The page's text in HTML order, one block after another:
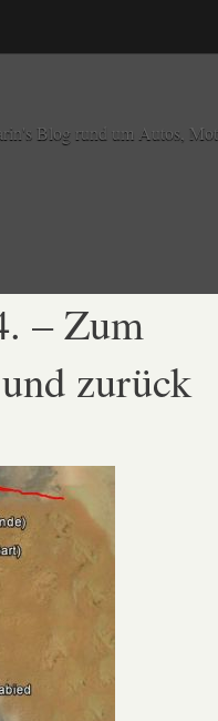
Blog rund um Autos,
– Zum
zurück